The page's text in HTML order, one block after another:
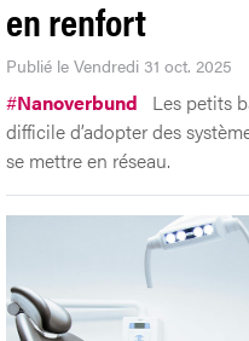
en renfort
Publié le Vendredi 31 oct. 2025
#Nanoverbund
Les petits
difficile d’adopter des
se mettre en réseau.